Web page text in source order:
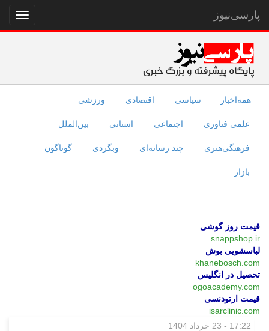
نمایش
منو
پارسی‌نیوز
همه‌اخبار سیاسی اقتصادی ورزشی
علمی فناوری اجتماعی استانی بین‌الملل
فرهنگی‌هنری چند رسانه‌ای وبگردی گوناگون
بازار
قیمت روز گوشی
snappshop.ir
لباسشویی بوش
khanebosch.com
تحصیل در انگلیس
ogoacademy.com
قیمت ارتودنسی
isarclinic.com
17:22 - 23 خرداد 1404